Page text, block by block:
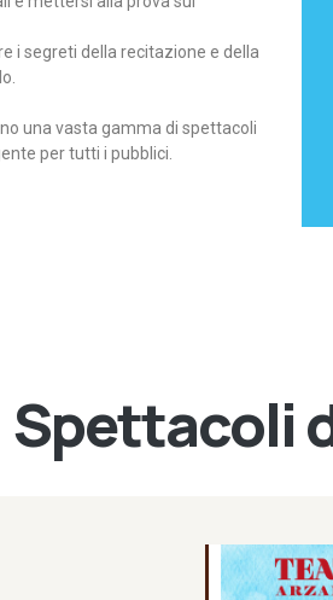
i segreti della recitazione e della
una vasta gamma di spettacoli
per tutti i pubblici.
Spettacoli